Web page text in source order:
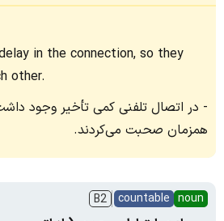
in the connection, so they
other.
در اتصال تلفنی کمی تأخیر وجود
همزمان صحبت می‌کردند.
noun
countable
B2